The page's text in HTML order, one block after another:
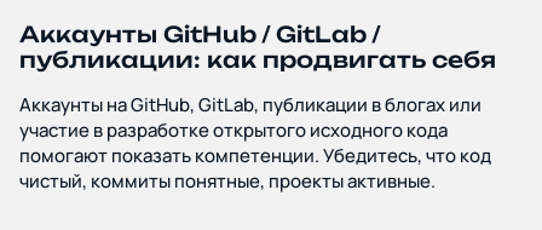
Аккаунты GitHub / GitLab /
публикации: как продвигать себя
Аккаунты на GitHub, GitLab, публикации в блогах или
участие в разработке открытого исходного кода
помогают показать компетенции. Убедитесь, что код
чистый, коммиты понятные, проекты активные.